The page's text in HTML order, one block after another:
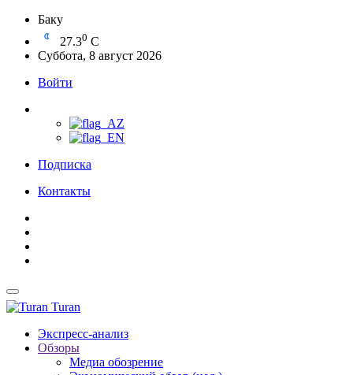
Баку
27.30 C
Суббота, 8 август 2026
Войти
Подписка
Контакты
Turan
Экспресс-анализ
Обзоры
Медиа обозрение